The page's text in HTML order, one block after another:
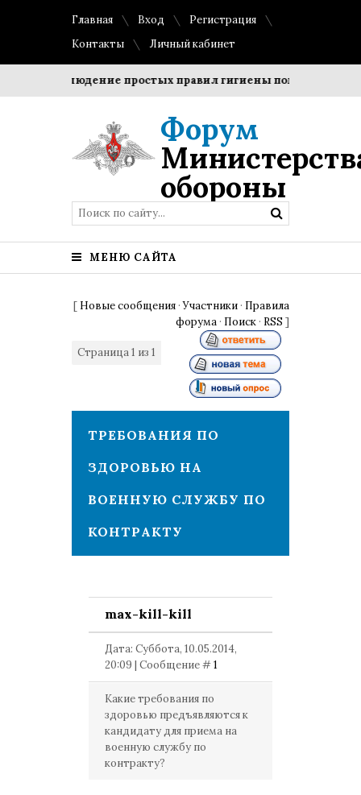
Главная Вход
Регистрация
Контакты
Личный кабинет
Соблюдение простых правил гигиены помогает
Форум
обороны
МЕНЮ САЙТА
[ Новые сообщения ·Участники · Правила
форума · Поиск · RSS ]
Страница1 из 1
ТРЕБОВАНИЯ ПО
ЗДОРОВЬЮ НА
ВОЕННУЮ СЛУЖБУ ПО
КОНТРАКТУ
max-kill-kill
Дата: Суббота, 10.05.2014,
20:09 | Сообщение #1
Какие требования по
здоровью предъявляются к
кандидату для приема на
военную службу по
контракту?